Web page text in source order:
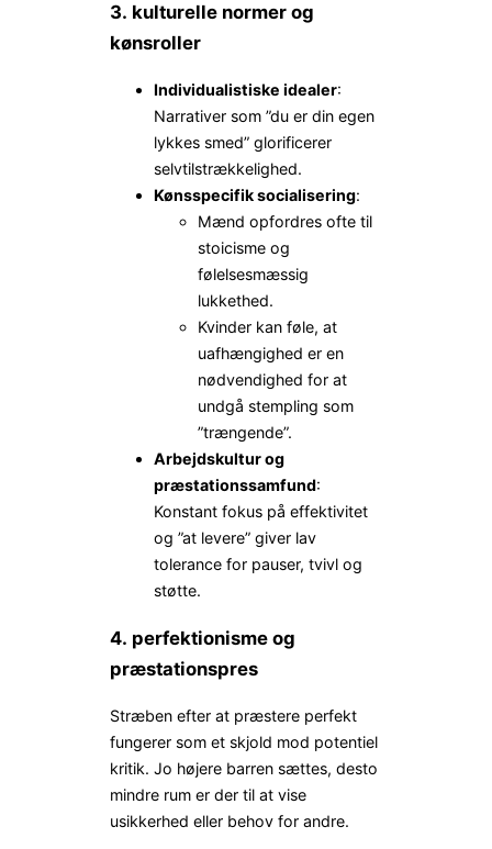
3. kulturelle normer og
kønsroller
Individualistiske idealer:
Narrativer som ”du er din egen
lykkes smed” glorificerer
selvtilstrækkelighed.
Kønsspecifik socialisering:
Mænd opfordres ofte til
stoicisme og
følelsesmæssig
lukkethed.
Kvinder kan føle, at
uafhængighed er en
nødvendighed for at
undgå stempling som
”trængende”.
Arbejdskultur og
præstationssamfund:
Konstant fokus på effektivitet
og ”at levere” giver lav
tolerance for pauser, tvivl og
støtte.
4. perfektionisme og
præstationspres
Stræben efter at præstere perfekt
fungerer som et skjold mod potentiel
kritik. Jo højere barren sættes, desto
mindre rum er der til at vise
usikkerhed eller behov for andre.